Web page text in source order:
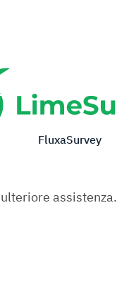
FluxaSurvey
assistenza.